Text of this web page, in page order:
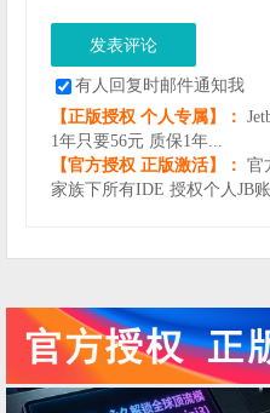
有人回复时邮件通知我
【正版授权 个人专属】：
1年只要56元 质保1年...
【官方授权 正版激活】： 官
家族下所有IDE 授权个人JB